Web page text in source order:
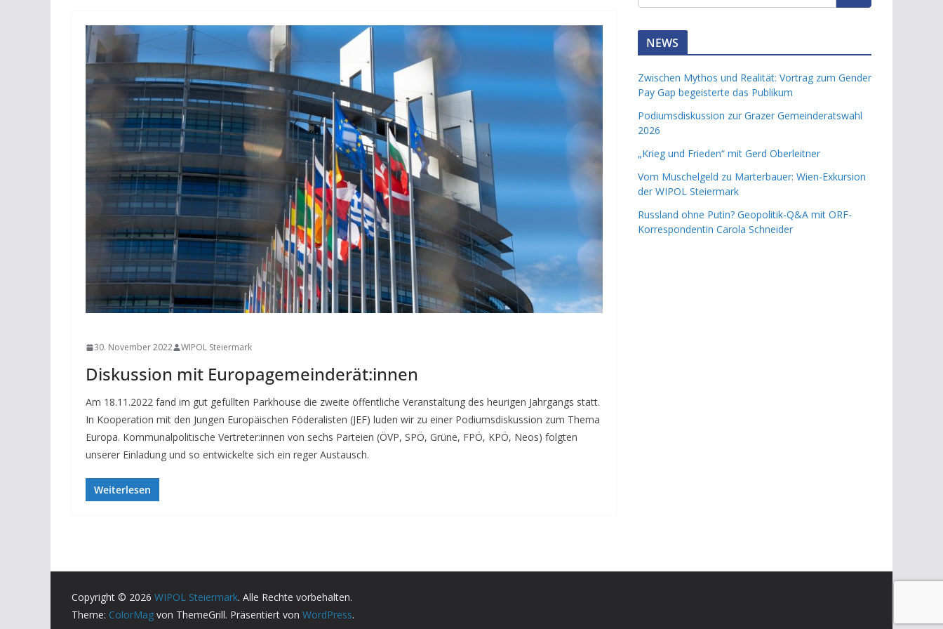
30. November 2022 WIPOL Steiermark
Diskussion mit Europagemeinderät:innen
Am 18.11.2022 fand im gut gefüllten Parkhouse die zweite öffentliche Veranstaltung des heurigen Jahrgangs statt.
In Kooperation mit den Jungen Europäischen Föderalisten (JEF) luden wir zu einer Podiumsdiskussion zum Thema
Europa. Kommunalpolitische Vertreter:innen von sechs Parteien (ÖVP, SPÖ, Grüne, FPÖ, KPÖ, Neos) folgten
unserer Einladung und so entwickelte sich ein reger Austausch.
Weiterlesen
NEWS
Zwischen Mythos und Realität: Vortrag zum Gender
Pay Gap begeisterte das Publikum
Podiumsdiskussion zur Grazer Gemeinderatswahl
2026
„Krieg und Frieden“ mit Gerd Oberleitner
Vom Muschelgeld zu Marterbauer: Wien-Exkursion
der WIPOL Steiermark
Russland ohne Putin? Geopolitik-Q&A mit ORF-
Korrespondentin Carola Schneider
Copyright © 2026 WIPOL Steiermark. Alle Rechte vorbehalten.
Theme: ColorMag von ThemeGrill. Präsentiert von WordPress.